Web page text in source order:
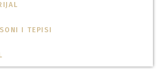
I TEPISI